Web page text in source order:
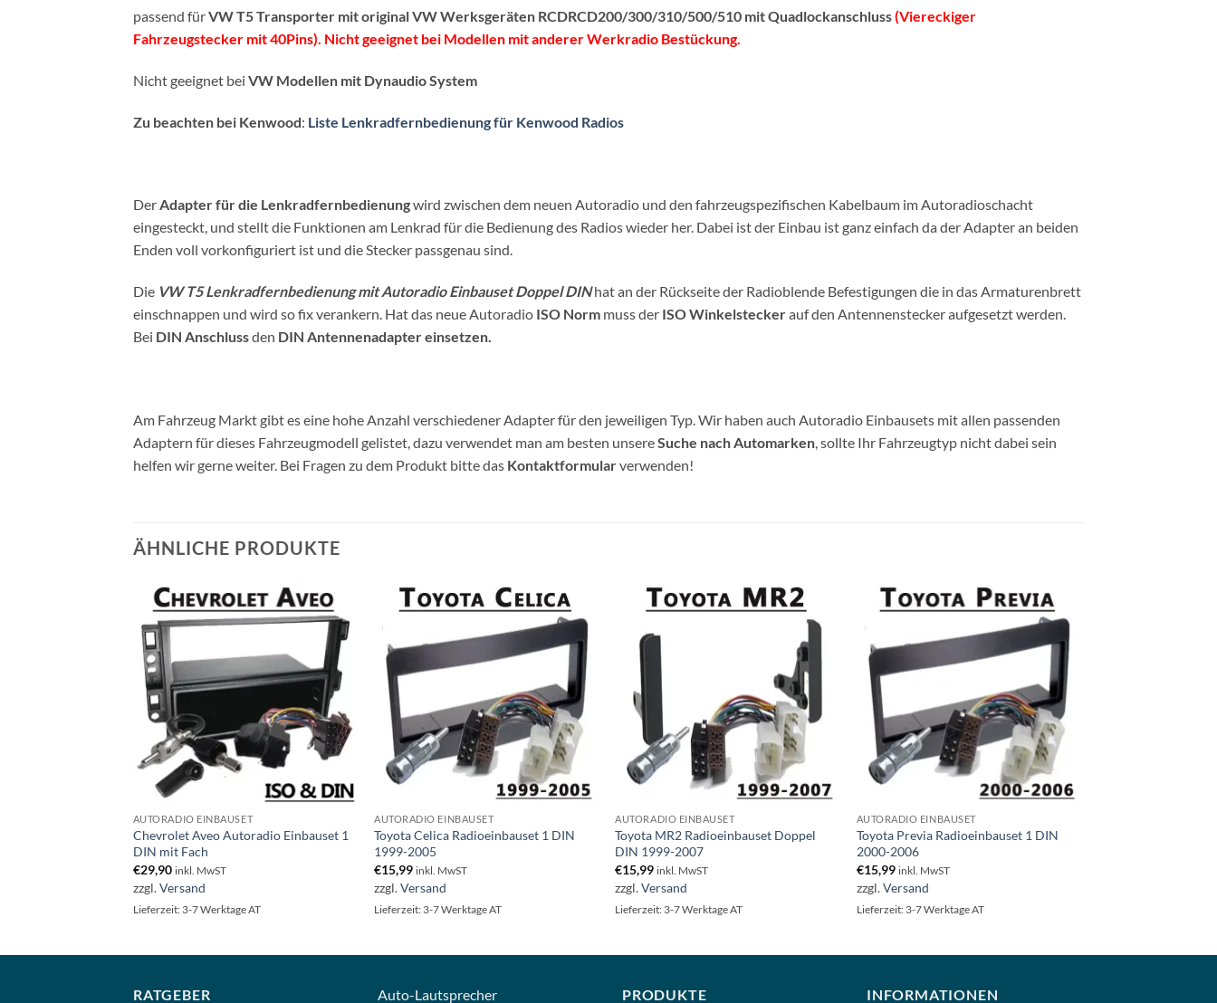
passend fürVWT5 Transporter mit original VW Werksgeräten RCDRCD200/300/310/500/510 mit Quadlockanschluss(Viereckiger
Fahrzeugstecker mit 40Pins). Nicht geeignet bei Modellen mit anderer Werkradio Bestückung.
Nicht geeignet bei VW Modellen mit Dynaudio System
Zu beachten bei Kenwood: Liste Lenkradfernbedienung für Kenwood Radios
DerAdapter für die Lenkradfernbedienungwird zwischen dem neuen Autoradio und den fahrzeugspezifischen Kabelbaum im Autoradioschacht
eingesteckt, und stellt die Funktionen am Lenkrad für die Bedienung des Radios wieder her. Dabei ist der Einbau ist ganz einfach da der Adapter an beiden
Enden voll vorkonfiguriert ist und die Stecker passgenau sind.
Die VW T5 Lenkradfernbedienung mit Autoradio Einbauset Doppel DINhat an der Rückseite der Radioblende Befestigungen die in das Armaturenbrett
einschnappen und wird so fix verankern. Hat das neue Autoradio ISO Norm muss der ISO Winkelsteckerauf den Antennenstecker aufgesetzt werden.
Bei DIN Anschlussden DIN Antennenadapter einsetzen.
Am Fahrzeug Markt gibt es eine hohe Anzahl verschiedener Adapter für den jeweiligen Typ. Wir haben auch Autoradio Einbausets mit allen passenden
Adaptern für dieses Fahrzeugmodell gelistet, dazu verwendet man am besten unsereSuche nach Automarken , sollte Ihr Fahrzeugtyp nicht dabei sein
helfen wir gerne weiter. Bei Fragen zu dem Produkt bitte das Kontaktformularverwenden!
ÄHNLICHE PRODUKTE
AUTORADIO EINBAUSET
Chevrolet Aveo Autoradio Einbauset 1
DIN mit Fach
€29,90 inkl. MwST
zzgl.Versand
Lieferzeit: 3-7 Werktage AT
AUTORADIO EINBAUSET
Toyota Celica Radioeinbauset 1 DIN
1999-2005
€15,99 inkl. MwST
zzgl.Versand
Lieferzeit: 3-7 Werktage AT
AUTORADIO EINBAUSET
Toyota MR2 Radioeinbauset Doppel
DIN 1999-2007
€15,99 inkl. MwST
zzgl.Versand
Lieferzeit: 3-7 Werktage AT
AUTORADIO EINBAUSET
Toyota Previa Radioeinbauset 1 DIN
2000-2006
€15,99 inkl. MwST
zzgl.Versand
Lieferzeit: 3-7 Werktage AT
RATGEBER Auto-Lautsprecher PRODUKTE INFORMATIONEN